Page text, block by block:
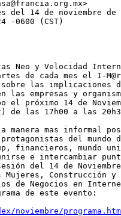
14 de noviembre de
-0600 (CST)
Neo y Velocidad
de cada mes el I-
sobre las implicaciones
empresas y
próximo 14 de
de las 17h00 a las
manera mas informal
del mundo
financieros, mundo
e intercambiar
del 14 de
Construcción y
de Negocios en
de este evento:
noviembre/programa.htm